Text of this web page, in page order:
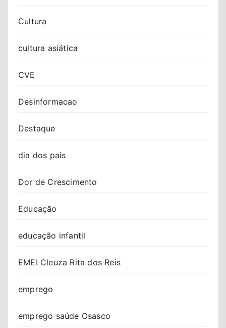
Cultura
cultura asiática
CVE
Desinformacao
Destaque
dia dos pais
Dor de Crescimento
Educação
educação infantil
EMEI Cleuza Rita dos Reis
emprego
emprego saúde Osasco